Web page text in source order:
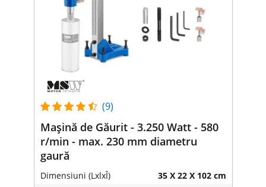
(9)
Mașină de Găurit - 3.250 Watt - 580
r/min - max. 230 mm diametru
gaură
Dimensiuni (LxlxÎ) 35 X 22 X 102 cm